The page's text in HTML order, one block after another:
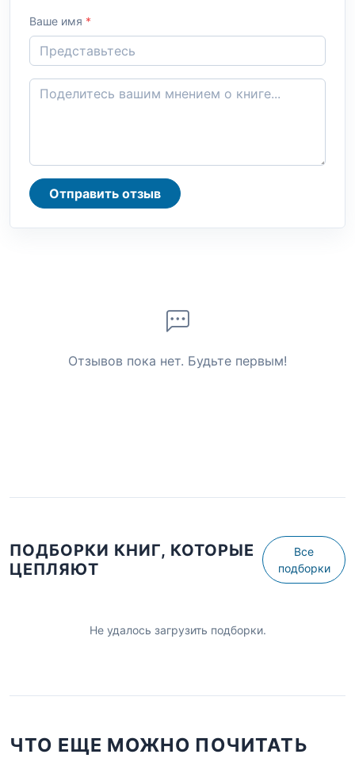
Ваше имя *
Отправить отзыв
Отзывов пока нет. Будьте первым!
ПОДБОРКИ КНИГ, КОТОРЫЕ
ЦЕПЛЯЮТ
Все
подборки
Не удалось загрузить подборки.
ЧТО ЕЩЕ МОЖНО ПОЧИТАТЬ